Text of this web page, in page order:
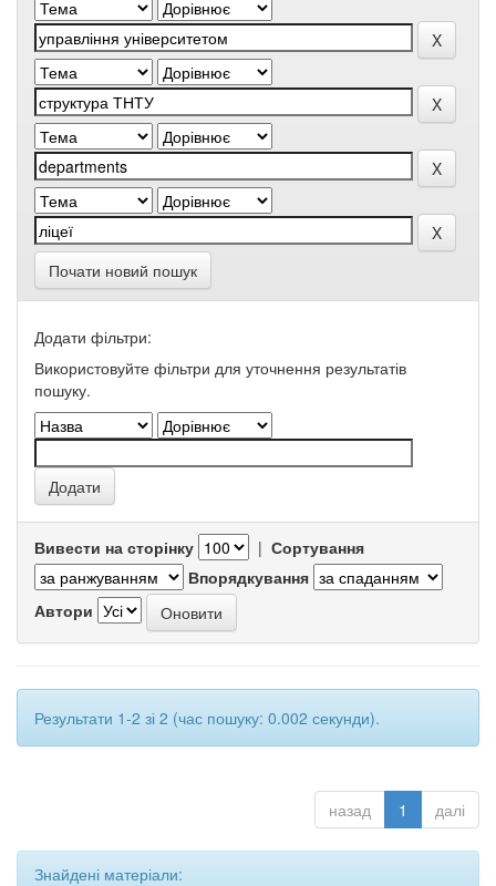
Почати новий пошук
Додати фільтри:
Використовуйте фільтри для уточнення результатів
пошуку.
Вивести на сторінку | Сортування
Впорядкування
Автори
Результати 1-2 зі 2 (час пошуку: 0.002 секунди).
назад 1 далі
Знайдені матеріали: